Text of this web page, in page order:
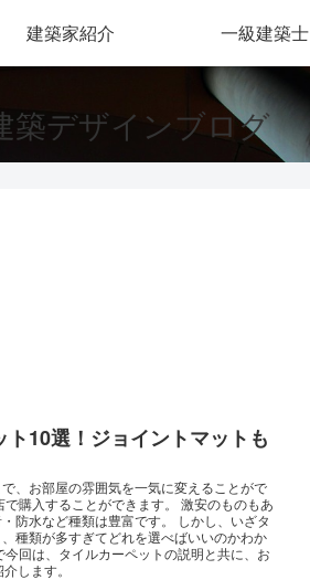
建築家紹介 一級建築士
10選！ジョイントマットも
、お部屋の雰囲気を一気に変えることがで
購入することができます。 激安のものもあ
防水など種類は豊富です。 しかし、いざタ
種類が多すぎてどれを選べばいいのかわか
回は、タイルカーペットの説明と共に、お
します。